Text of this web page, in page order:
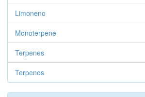
Limoneno
Monoterpene
Terpenes
Terpenos